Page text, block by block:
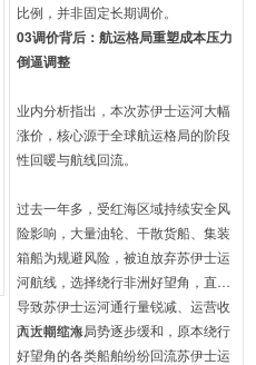
比例，并非固定长期调价。
03调价背后：航运格局重塑成本压力
倒逼调整
业内分析指出，本次苏伊士运河大幅
涨价，核心源于全球航运格局的阶段
性回暖与航线回流。
过去一年多，受红海区域持续安全风
险影响，大量油轮、干散货船、集装
箱船为规避风险，被迫放弃苏伊士运
河航线，选择绕行非洲好望角，直接
导致苏伊士运河通行量锐减、运营收
入大幅缩水。
而近期红海局势逐步缓和，原本绕行
好望角的各类船舶纷纷回流苏伊士运